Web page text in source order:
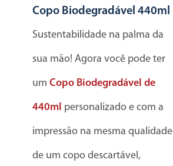
Copo Biodegradável 440ml
Sustentabilidade na palma da
sua mão! Agora você pode ter
um Copo Biodegradável de
440ml personalizado e com a
impressão na mesma qualidade
de um copo descartável,